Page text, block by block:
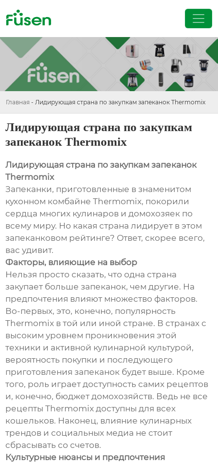
Главная - Лидирующая страна по закупкам запеканок Thermomix
Лидирующая страна по закупкам
запеканок Thermomix
Лидирующая страна по закупкам запеканок
Thermomix
Запеканки, приготовленные в знаменитом
кухонном комбайне Thermomix, покорили
сердца многих кулинаров и домохозяек по
всему миру. Но какая страна лидирует в этом
запеканковом рейтинге? Ответ, скорее всего,
вас удивит.
Факторы, влияющие на выбор
Нельзя просто сказать, что одна страна
закупает больше запеканок, чем другие. На
предпочтения влияют множество факторов.
Во-первых, это, конечно, популярность
Thermomix в той или иной стране. В странах с
высоким уровнем проникновения этой
техники и активной кулинарной культурой,
вероятность покупки и последующего
приготовления запеканок будет выше. Кроме
того, роль играет доступность самих рецептов
и, конечно, бюджет домохозяйств. Ведь не все
рецепты Thermomix доступны для всех
кошельков. Наконец, влияние кулинарных
трендов и социальных медиа не стоит
сбрасывать со счетов.
Культурные нюансы и предпочтения